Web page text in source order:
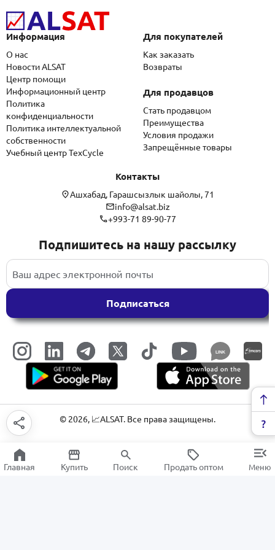
Информация
О нас
Новости ALSAT
Центр помощи
Информационный центр
Политика
конфиденциальности
Политика интеллектуальной
собственности
Учебный центр TexCycle
Для покупателей
Как заказать
Возвраты
Для продавцов
Стать продавцом
Преимущества
Условия продажи
Запрещённые товары
Контакты
Ашхабад, Гарашсызлык шайолы, 71
info@alsat.biz
+993-71 89-90-77
Подпишитесь на нашу рассылку
Подписаться
LINK
© 2026, 📈ALSAT. Все права защищены.
Главная Купить Поиск Продать оптом Меню